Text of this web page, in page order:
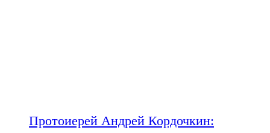
Протоиерей Андрей Кордочкин: